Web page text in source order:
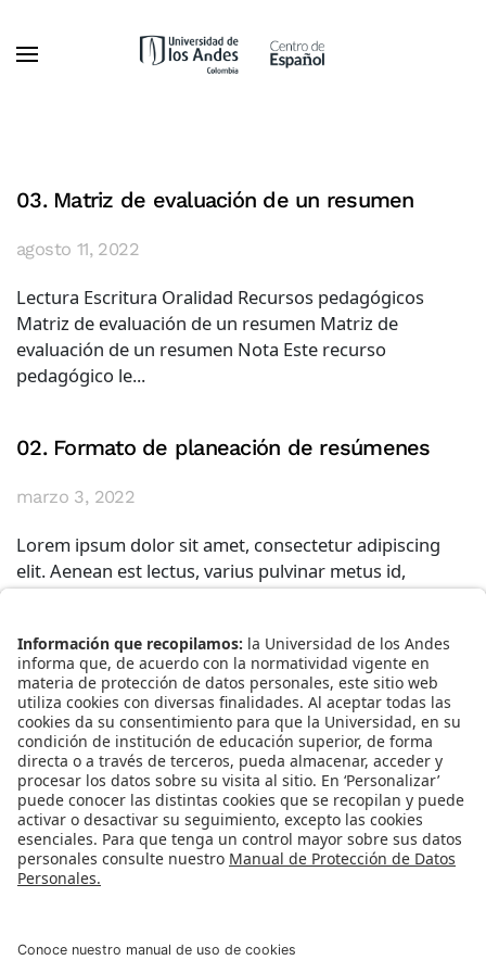
Ir al contenido principal
03. Matriz de evaluación de un resumen
agosto 11, 2022
Lectura Escritura Oralidad Recursos pedagógicos
Matriz de evaluación de un resumen Matriz de
evaluación de un resumen Nota Este recurso
pedagógico le...
02. Formato de planeación de resúmenes
marzo 3, 2022
Lorem ipsum dolor sit amet, consectetur adipiscing
elit. Aenean est lectus, varius pulvinar metus id,
accumsan commodo lacus. Mauris mattis pellentesque
01. Guía para la elaboración del resumen de
un texto académico
enero 17, 2022
Lorem ipsum dolor sit amet, consectetur adipiscing
elit. Aenean est lectus, varius pulvinar metus id,
accumsan commodo lacus. Mauris mattis pellentesque